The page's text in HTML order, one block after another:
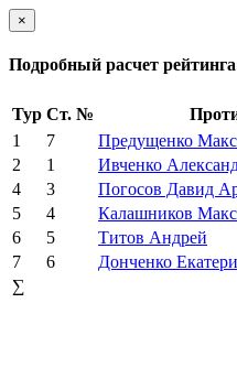
×
Подробный расчет
Тур Ст. №
1
7 Предущенко
2
1 Ивченко
4
3 Погосов Давид
5
4 Калашников
6
5 Титов Андрей
7
6 Донченко
∑